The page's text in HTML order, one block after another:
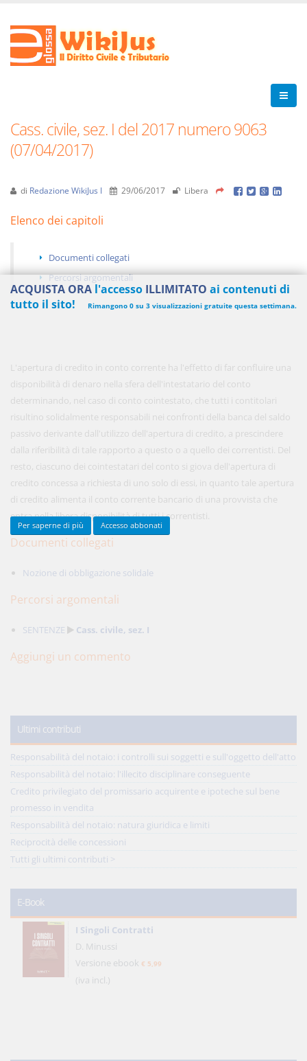
Cass. civile, sez. I del 2017 numero 9063
(07/04/2017)
di Redazione WikiJus I 29/06/2017 Libera
Elenco dei capitoli
Documenti collegati
Percorsi argomentali
L'apertura di credito in conto corrente ha l'effetto di far confluire una
disponibilità di denaro nella sfera dell'intestatario del conto
determinando, nel caso di conto cointestato, che tutti i contitolari
risultino solidalmente responsabili nei confronti della banca del saldo
passivo derivante dall'utilizzo dell'apertura di credito, a prescindere
dalla riferibilità di tale rapporto a questo o a quello dei correntisti. Del
resto, ciascuno dei cointestatari del conto si giova dell'apertura di
credito concessa a richiesta di uno solo di essi, in quanto tale apertura
di credito alimenta il conto corrente bancario di una provvista che
entra nella libera disponibilità di tutti i correntisti.
Documenti collegati
Nozione di obbligazione solidale
Percorsi argomentali
SENTENZE Cass. civile, sez. I
Aggiungi un commento
Ultimi contributi
Responsabilità del notaio: i controlli sui soggetti e sull'oggetto dell'atto
Responsabilità del notaio: l'illecito disciplinare conseguente
Credito privilegiato del promissario acquirente e ipoteche sul bene
promesso in vendita
Responsabilità del notaio: natura giuridica e limiti
Reciprocità delle concessioni
Tutti gli ultimi contributi >
E-Book
I Singoli Contratti
D. Minussi
Versione ebook € 5,99
(iva incl.)
ACQUISTA ORA l'accesso ILLIMITATO ai contenuti di
tutto il sito!
Rimangono 0 su 3 visualizzazioni gratuite questa settimana.
450,00 € ANNUALI
anziché 570.00€ risparmi il 21%!
Acquista ora
Acquista ora
Per saperne di più Accesso abbonati